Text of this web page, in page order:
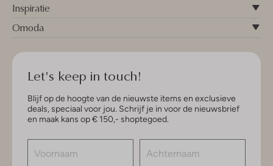
Inspiratie
Omoda
Let's keep in touch!
Blijf op de hoogte van de nieuwste items en exclusieve
deals, speciaal voor jou. Schrijf je in voor de nieuwsbrief
en maak kans op € 150,- shoptegoed.